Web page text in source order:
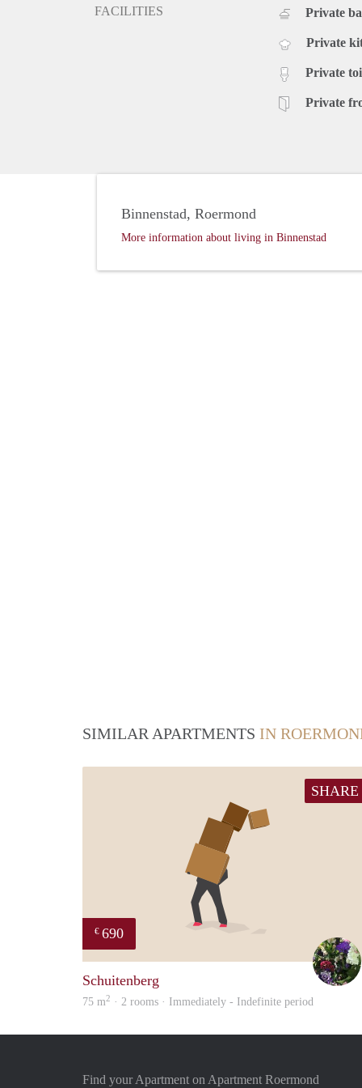
FACILITIES Private
Private
Private
Private
Binnenstad, Roermond
More information about living in Binnenstad
SIMILAR APARTMENTS IN
SHARE
€ 690
Schuitenberg
75 m2 · 2 rooms · Immediately - Indefinite period
Find your Apartment on Apartment Roermond